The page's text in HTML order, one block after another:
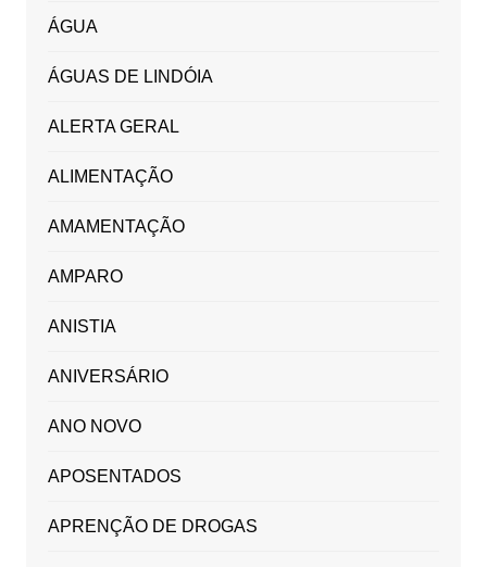
ÁGUA
ÁGUAS DE LINDÓIA
ALERTA GERAL
ALIMENTAÇÃO
AMAMENTAÇÃO
AMPARO
ANISTIA
ANIVERSÁRIO
ANO NOVO
APOSENTADOS
APRENÇÃO DE DROGAS